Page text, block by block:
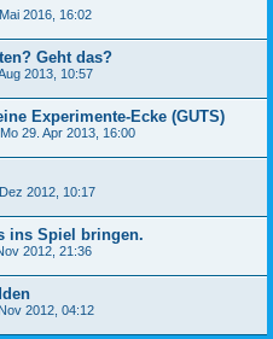
2016, 16:02
Geht das?
2013, 10:57
Experimente-Ecke (GUTS)
Mo 29. Apr 2013, 16:00
2012, 10:17
ins Spiel bringen.
2012, 21:36
2012, 04:12